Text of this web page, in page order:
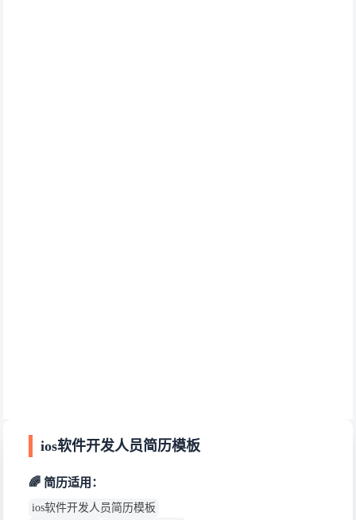
ios软件开发人员简历模板
🌈 简历适用：
ios软件开发人员简历模板